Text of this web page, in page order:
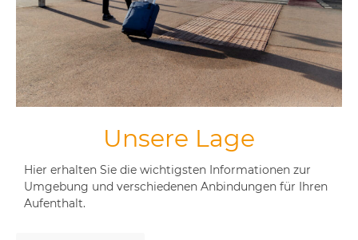
Unsere Lage
Hier erhalten Sie die wichtigsten Informationen zur
Umgebung und verschiedenen Anbindungen für Ihren
Aufenthalt.